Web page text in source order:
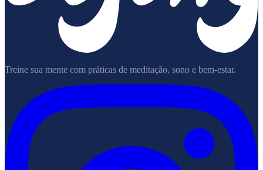
Treine sua mente com práticas de meditação, sono e bem-estar.